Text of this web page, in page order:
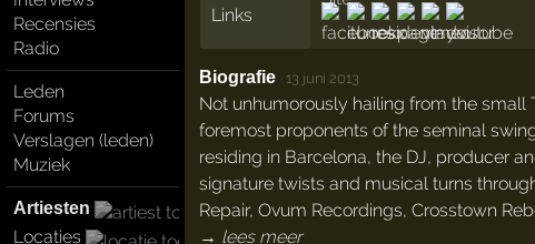
Recensies
Radio
Leden
Forums
Verslagen (leden)
Muziek
Artiesten
Locaties
Links
Biografie · 13 juni 2013
Not unhumorously hailing from the
foremost proponents of the seminal
residing in Barcelona, the DJ, producer
signature twists and musical turns
Repair, Ovum Recordings, Crosstown
→ lees meer